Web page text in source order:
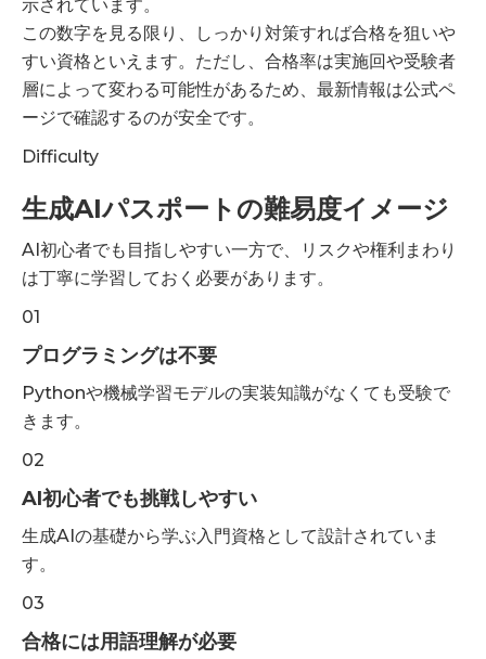
示されています。
この数字を見る限り、しっかり対策すれば合格を狙いや
すい資格といえます。ただし、合格率は実施回や受験者
層によって変わる可能性があるため、最新情報は公式ペ
ージで確認するのが安全です。
Difficulty
生成AIパスポートの難易度イメージ
AI初心者でも目指しやすい一方で、リスクや権利まわり
は丁寧に学習しておく必要があります。
01
プログラミングは不要
Pythonや機械学習モデルの実装知識がなくても受験で
きます。
02
AI初心者でも挑戦しやすい
生成AIの基礎から学ぶ入門資格として設計されていま
す。
03
合格には用語理解が必要